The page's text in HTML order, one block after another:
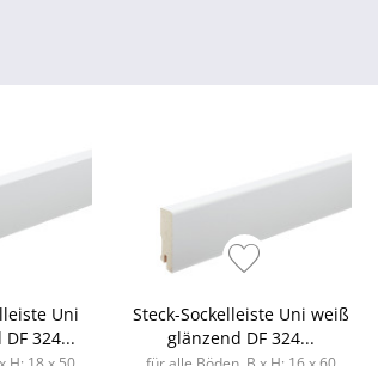
Uni
324...
Steck-Sockelleiste Uni weiß
glänzend DF 324...